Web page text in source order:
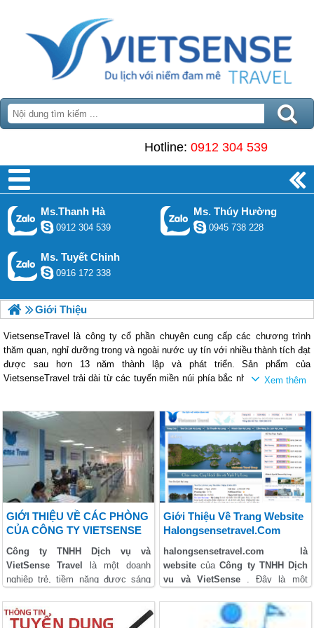
Hotline: 0912 304 539
Ms.Thanh Hà
0912 304 539
Ms. Thúy Hường
0945 738 228
Ms. Tuyết Chinh
0916 172 338
Giới Thiệu
VietsenseTravel là công ty cổ phần chuyên cung cấp các chương trình
thăm quan, nghỉ dưỡng trong và ngoài nước uy tín với nhiều thành tích đạt
được sau hơn 13 năm thành lập và phát triển. Sản phẩm của
VietsenseTravel trải dài từ các tuyến miền núi phía bắc như Tây Bắc , Hà
Á như Thái Lan , Trung Quốc, Nhật Bản, Hàn Quốc ... với giá thành rẻ
nhưng đảm bảo được chất lượng nên luôn đem đến sự hài lòng cho du
khách, xa hơn công ty chúng tôi có các chương trình cao cấp như DuBai,
Châu Âu... với sự đa dạng về sản phẩm cũng như ưu việt về giá thành và
chất lượng sẽ đảm bảo cho bạn khi lựa chọn đến với VietsenseTravel.
bậc cùng các thành tích như gần nhất trong năm 2018 VietsenseTravel đã
đạt được giải top 10 lữ hành tốt nhất năm do Bộ Văn hóa - Thể Thao phối
hợp cùng với Tổng cục đã tổ chức. Các giải giải thưởng của các năm
trước như : Dịch Vụ Chất Lượng Cao Asean - 2016, Thương Hiệu Việt
Nam Tin Dùng - 2015, cùng nhiều giải thưởng khác ...
VietsenseTravel có trụ sở chính tại số 88 Xã Đàn - Đống Đa - Hà Nội
Website chính :
http://vietsensetravel.com
Fanpage chính :https://www.facebook.com/TravelVietsense
GIỚI THIỆU VỀ CÁC PHÒNG
CỦA CÔNG TY VIETSENSE
TRAVEL.
Công ty TNHH Dịch vụ và
VietSense Travel
là một doanh
nghiệp trẻ, tiềm năng được sáng
viên đã làm việc và gắn bó lâu
năm trong ngành Dịch vụ và hành
Giới Thiệu Về Trang Website
Halongsensetravel.com
halongsensetravel.com là
website củaCông ty TNHH Dịch
vụ và
VietSense . Đây là một
lữ hành hàng đầu tại Việt Nam.
Với đội ngũ nhân viên năng động,